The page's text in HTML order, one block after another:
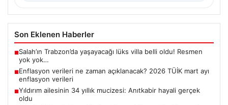
Son Eklenen Haberler
■Salah’ın Trabzon’da yaşayacağı lüks villa belli oldu! Resmen
yok yok…
■Enflasyon verileri ne zaman açıklanacak? 2026 TÜİK mart ayı
enflasyon verileri
■Yıldırım ailesinin 34 yıllık mucizesi: Anıtkabir hayali gerçek
oldu